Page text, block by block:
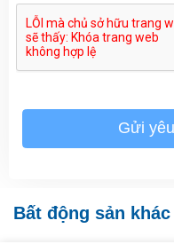
Gửi
Bất động sản